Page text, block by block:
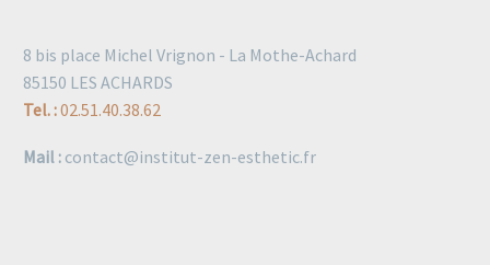
8 bis place Michel Vrignon - La Mothe-Achard
85150 LES ACHARDS
Tel. :02.51.40.38.62
Mail : contact@institut-zen-esthetic.fr